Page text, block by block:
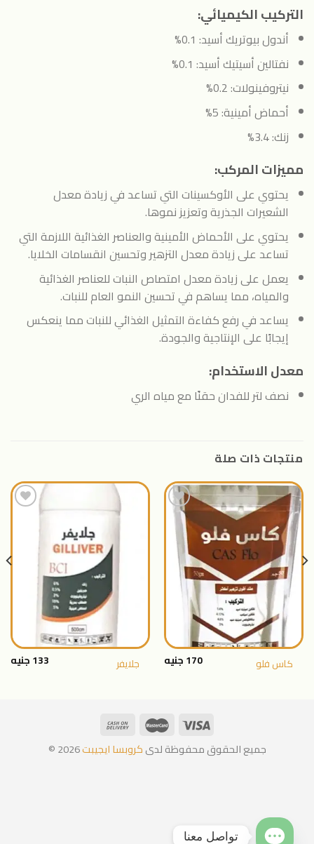
التركيب الكيميائي:
أندول بيوتريك أسيد: 0.1%
نفتالين أسيتيك أسيد: 0.1%
نيتروفينولات: 0.2%
أحماض أمينية: 5%
زنك: 3.4%
مميزات المركب:
يحتوي على الأوكسينات التي تساعد في زيادة معدل
الشعيرات الجذرية وتعزيز نموها.
يحتوي على الأحماض الأمينية والعناصر الغذائية اللازمة التي
تساعد على زيادة معدل التزهير وتحسين انقسامات الخلايا.
يعمل على زيادة معدل امتصاص النبات للعناصر الغذائية
والمياه، مما يساهم في تحسين النمو العام للنبات.
يساعد في رفع كفاءة التمثيل الغذائي للنبات مما ينعكس
إيجابًا على الإنتاجية والجودة.
معدل الاستخدام:
نصف لتر للفدان حقنًا مع مياه الري
منتجات ذات صلة
اضافة
الى
المنتجات
المفضلة
كاس فلو 170جنيه
المنتجات
المفضلة
جلايفر 133جنيه
جميع الحقوق محفوظة لدىكروبسا ايجيبت2026 ©
تواصل معنا